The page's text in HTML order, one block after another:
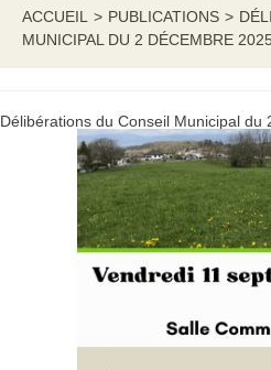
ACCUEIL > PUBLICATIONS >
MUNICIPAL DU 2 DÉCEMBRE 2025
Délibérations du Conseil Municipal du